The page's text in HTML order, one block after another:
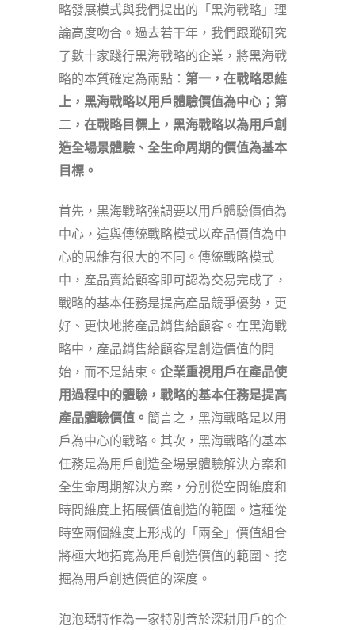
略發展模式與我們提出的「黑海戰略」理
論高度吻合。過去若干年，我們跟蹤研究
了數十家踐行黑海戰略的企業，將黑海戰
略的本質確定為兩點： 第一，在戰略思維
上，黑海戰略以用戶體驗價值為中心；第
二，在戰略目標上，黑海戰略以為用戶創
造全場景體驗、全生命周期的價值為基本
目標。
首先，黑海戰略強調要以用戶體驗價值為
中心，這與傳統戰略模式以產品價值為中
心的思維有很大的不同。傳統戰略模式
中，產品賣給顧客即可認為交易完成了，
戰略的基本任務是提高產品競爭優勢，更
好、更快地將產品銷售給顧客。在黑海戰
略中，產品銷售給顧客是創造價值的開
始，而不是結束。 企業重視用戶在產品使
用過程中的體驗，戰略的基本任務是提高
產品體驗價值。 簡言之，黑海戰略是以用
戶為中心的戰略。其次，黑海戰略的基本
任務是為用戶創造全場景體驗解決方案和
全生命周期解決方案，分別從空間維度和
時間維度上拓展價值創造的範圍。這種從
時空兩個維度上形成的「兩全」價值組合
將極大地拓寬為用戶創造價值的範圍、挖
掘為用戶創造價值的深度。
泡泡瑪特作為一家特別善於深耕用戶的企